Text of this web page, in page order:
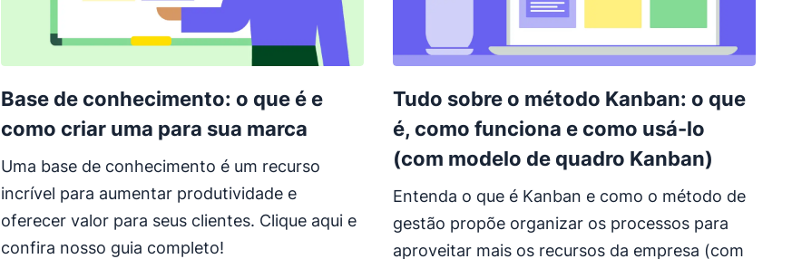
Base de conhecimento: o que é e
como criar uma para sua marca
Uma base de conhecimento é um recurso
incrível para aumentar produtividade e
oferecer valor para seus clientes. Clique aqui e
confira nosso guia completo!
Tudo sobre o método Kanban: o que
é, como funciona e como usá-lo
(com modelo de quadro Kanban)
Entenda o que é Kanban e como o método de
gestão propõe organizar os processos para
aproveitar mais os recursos da empresa (com